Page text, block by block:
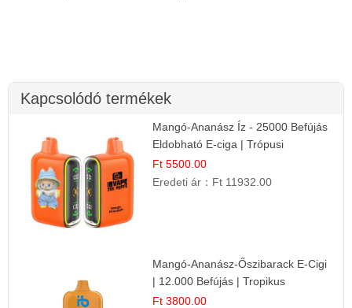
Kapcsolódó termékek
Mangó-Ananász Íz - 25000 Befújás
Eldobható E-ciga | Trópusi
Gyümölcs Élmény!
Ft 5500.00
Eredeti ár： Ft 11932.00
Mangó-Ananász-Őszibarack E-Cigi
| 12.000 Befújás | Tropikus
Gyümölcs Íz
Ft 3800.00